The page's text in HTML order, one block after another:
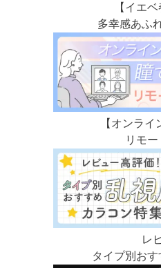
【イエ
多幸感あふ
【オンライ
リモ
レ
タイプ別お